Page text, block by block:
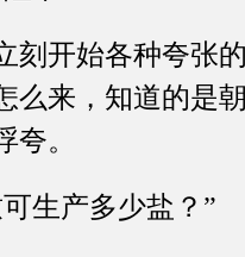
开始各种夸张
么来，知道的是
。
生产多少盐？”